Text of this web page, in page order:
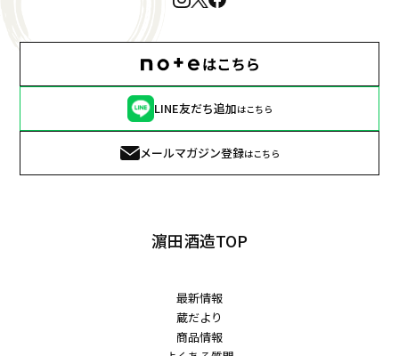
LINE友だち追加はこちら
メールマガジン登録はこちら
濵田酒造TOP
最新情報
蔵だより
商品情報